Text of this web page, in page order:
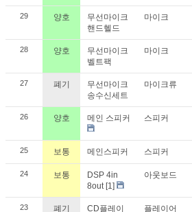
29 양호
무선마이크
핸드헬드
마이크
28 양호
무선마이크
벨트팩
마이크
27 폐기
무선마이크
송수신세트
마이크류
26 양호 메인 스피커 스피커
25 보통 메인스피커 스피커
24 보통
DSP 4in
8out [1]
아웃보드
23 폐기
CD플레이
플레이어